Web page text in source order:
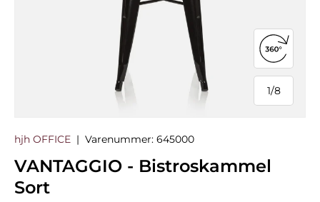
1/
af
8
Åbn
hjh OFFICE | Varenummer: 645000
VANTAGGIO - Bistroskammel
Sort